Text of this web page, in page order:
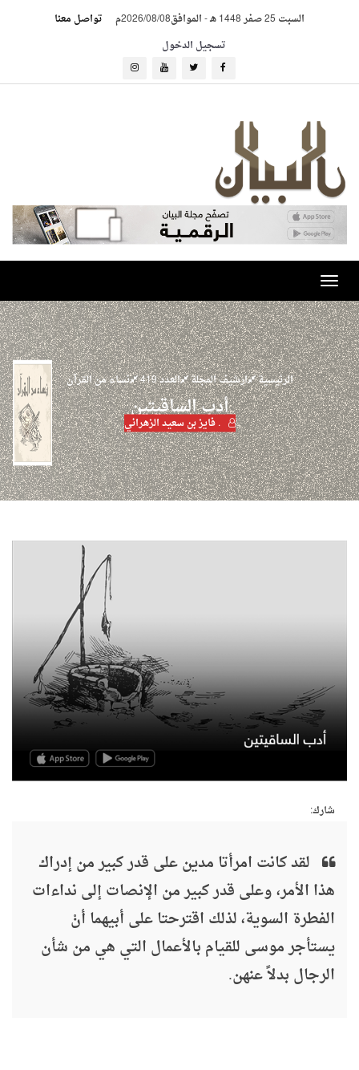
السبت 25 صفر 1448 هـ -الموافق2026/08/08م
تواصل معنا
تسجيل الدخول
Toggle
navigation
الرئيسية ارشيف المجلة العدد 419 نساء من القرآن
أدب الساقيتين
. فايز بن سعيد الزهراني
شارك:
لقد كانت امرأتا مدين على قدر كبير من إدراك
هذا الأمر، وعلى قدر كبير من الإنصات إلى نداءات
الفطرة السوية، لذلك اقترحتا على أبيهما أنْ
يستأجر موسى للقيام بالأعمال التي هي من شأن
الرجال بدلاً عنهن.